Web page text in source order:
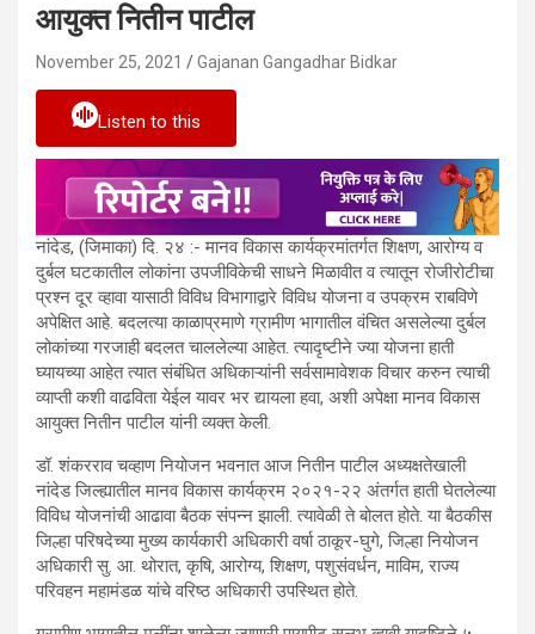
आयुक्त नितीन पाटील
November 25, 2021 Gajanan Gangadhar Bidkar
Listen to this
नांदेड, (जिमाका) दि. २४ :- मानव विकास कार्यक्रमांतर्गत शिक्षण, आरोग्य व
दुर्बल घटकातील लोकांना उपजीविकेची साधने मिळावीत व त्यातून रोजीरोटीचा
प्रश्न दूर व्हावा यासाठी विविध विभागाद्वारे विविध योजना व उपक्रम राबविणे
अपेक्षित आहे. बदलत्या काळाप्रमाणे ग्रामीण भागातील वंचित असलेल्या दुर्बल
लोकांच्या गरजाही बदलत चाललेल्या आहेत. त्यादृष्टीने ज्या योजना हाती
घ्यायच्या आहेत त्यात संबंधित अधिकाऱ्यांनी सर्वसामावेशक विचार करुन त्याची
व्याप्ती कशी वाढविता येईल यावर भर द्यायला हवा, अशी अपेक्षा मानव विकास
आयुक्त नितीन पाटील यांनी व्यक्त केली.
डॉ. शंकरराव चव्हाण नियोजन भवनात आज नितीन पाटील अध्यक्षतेखाली
नांदेड जिल्ह्यातील मानव विकास कार्यक्रम २०२१-२२ अंतर्गत हाती घेतलेल्या
विविध योजनांची आढावा बैठक संपन्न झाली. त्यावेळी ते बोलत होते. या बैठकीस
जिल्हा परिषदेच्या मुख्य कार्यकारी अधिकारी वर्षा ठाकूर-घुगे, जिल्हा नियोजन
अधिकारी सु. आ. थोरात, कृषि, आरोग्य, शिक्षण, पशुसंवर्धन, माविम, राज्य
परिवहन महामंडळ यांचे वरिष्ठ अधिकारी उपस्थित होते.